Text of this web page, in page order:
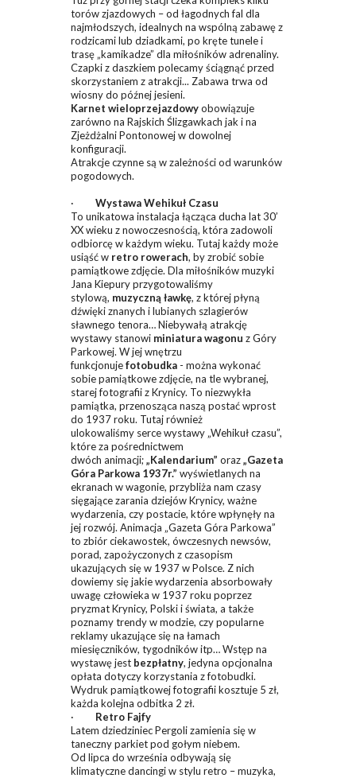
torów zjazdowych – od łagodnych fal dla
najmłodszych, idealnych na wspólną zabawę z
rodzicami lub dziadkami, po kręte tunele i
trasę „kamikadze” dla miłośników adrenaliny.
Czapki z daszkiem polecamy ściągnąć przed
skorzystaniem z atrakcji... Zabawa trwa od
wiosny do późnej jesieni.
Karnet wieloprzejazdowyobowiązuje
zarówno na Rajskich Ślizgawkach jak i na
Zjeżdżalni Pontonowej w dowolnej
konfiguracji.
Atrakcje czynne są w zależności od warunków
pogodowych.
· Wystawa Wehikuł Czasu
To unikatowa instalacja łącząca ducha lat 30’
XX wieku z nowoczesnością, która zadowoli
odbiorcę w każdym wieku. Tutaj każdy może
usiąść w retro rowerach, by zrobić sobie
pamiątkowe zdjęcie. Dla miłośników muzyki
Jana Kiepury przygotowaliśmy
stylową, muzyczną ławkę, z której płyną
dźwięki znanych i lubianych szlagierów
sławnego tenora… Niebywałą atrakcję
wystawy stanowi miniatura wagonu z Góry
Parkowej. W jej wnętrzu
funkcjonujefotobudka- można wykonać
sobie pamiątkowe zdjęcie, na tle wybranej,
starej fotografii z Krynicy. To niezwykła
pamiątka, przenosząca naszą postać wprost
do 1937 roku. Tutaj również
ulokowaliśmy serce wystawy „Wehikuł czasu”,
które za pośrednictwem
dwóch animacji;„Kalendarium” oraz„Gazeta
Góra Parkowa 1937r.” wyświetlanych na
ekranach w wagonie, przybliża nam czasy
sięgające zarania dziejów Krynicy, ważne
wydarzenia, czy postacie, które wpłynęły na
jej rozwój. Animacja „Gazeta Góra Parkowa”
to zbiór ciekawostek, ówczesnych newsów,
porad, zapożyczonych z czasopism
ukazujących się w 1937 w Polsce. Z nich
dowiemy się jakie wydarzenia absorbowały
uwagę człowieka w 1937 roku poprzez
pryzmat Krynicy, Polski i świata, a także
poznamy trendy w modzie, czy popularne
reklamy ukazujące się na łamach
miesięczników, tygodników itp… Wstęp na
wystawę jest bezpłatny, jedyna opcjonalna
opłata dotyczy korzystania z fotobudki.
Wydruk pamiątkowej fotografii kosztuje 5 zł,
każda kolejna odbitka 2 zł.
· Retro Fajfy
Latem dziedziniec Pergoli zamienia się w
taneczny parkiet pod gołym niebem.
Od lipca do września odbywają się
klimatyczne dancingi w stylu retro – muzyka,